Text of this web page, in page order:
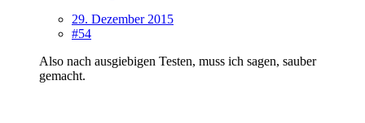
29. Dezember 2015
#54
Also nach ausgiebigen Testen, muss ich sagen, sauber
gemacht.